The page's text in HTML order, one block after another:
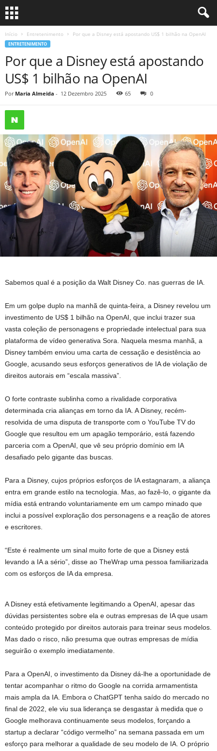
Início Entretenimento Por que a Disney está apostando US$ 1 bilhão na OpenAI
ENTRETENIMENTO
Por que a Disney está apostando
US$ 1 bilhão na OpenAI
Por Maria Almeida - 12 Dezembro 2025 65 0
Sabemos qual é a posição da Walt Disney Co. nas guerras de IA.
Em um golpe duplo na manhã de quinta-feira, a Disney revelou um
investimento de US$ 1 bilhão na OpenAI, que inclui trazer sua
vasta coleção de personagens e propriedade intelectual para sua
plataforma de vídeo generativa Sora. Naquela mesma manhã, a
Disney também enviou uma carta de cessação e desistência ao
Google, acusando seus esforços generativos de IA de violação de
direitos autorais em “escala massiva”.
O forte contraste sublinha como a rivalidade corporativa
determinada cria alianças em torno da IA. A Disney, recém-
resolvida de uma disputa de transporte com o YouTube TV do
Google que resultou em um apagão temporário, está fazendo
parceria com a OpenAI, que vê seu próprio domínio em IA
desafiado pelo gigante das buscas.
Para a Disney, cujos próprios esforços de IA estagnaram, a aliança
entra em grande estilo na tecnologia. Mas, ao fazê-lo, o gigante da
mídia está entrando voluntariamente em um campo minado que
inclui a possível exploração dos personagens e a reação de atores
e escritores.
“Este é realmente um sinal muito forte de que a Disney está
levando a IA a sério”, disse ao TheWrap uma pessoa familiarizada
com os esforços de IA da empresa.
A Disney está efetivamente legitimando a OpenAI, apesar das
dúvidas persistentes sobre ela e outras empresas de IA que usam
conteúdo protegido por direitos autorais para treinar seus modelos.
Mas dado o risco, não presuma que outras empresas de mídia
seguirão o exemplo imediatamente.
Para a OpenAI, o investimento da Disney dá-lhe a oportunidade de
tentar acompanhar o ritmo do Google na corrida armamentista
mais ampla da IA. Embora o ChatGPT tenha saído do mercado no
final de 2022, ele viu sua liderança se desgastar à medida que o
Google melhorava continuamente seus modelos, forçando a
startup a declarar “código vermelho” na semana passada em um
esforço para melhorar a qualidade de seu modelo de IA. O próprio